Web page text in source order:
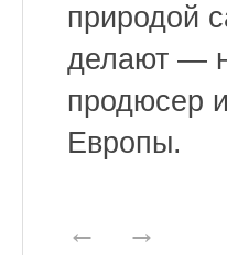
природой
делают —
продюсер
Европы.
← →